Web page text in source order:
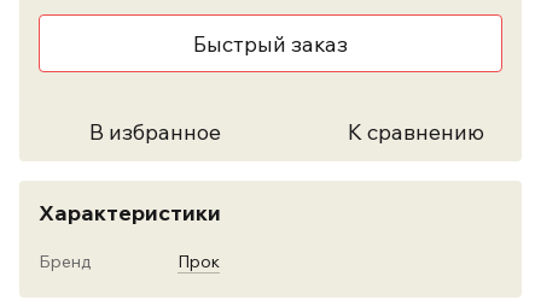
Быстрый заказ
В избранное К сравнению
Характеристики
Бренд Прок